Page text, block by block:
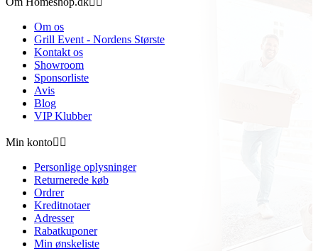
Om os
Grill Event - Nordens Største
Kontakt os
Showroom
Sponsorliste
Avis
Blog
VIP Klubber
Min konto 
Personlige oplysninger
Returnerede køb
Ordrer
Kreditnotaer
Adresser
Rabatkuponer
Min ønskeliste